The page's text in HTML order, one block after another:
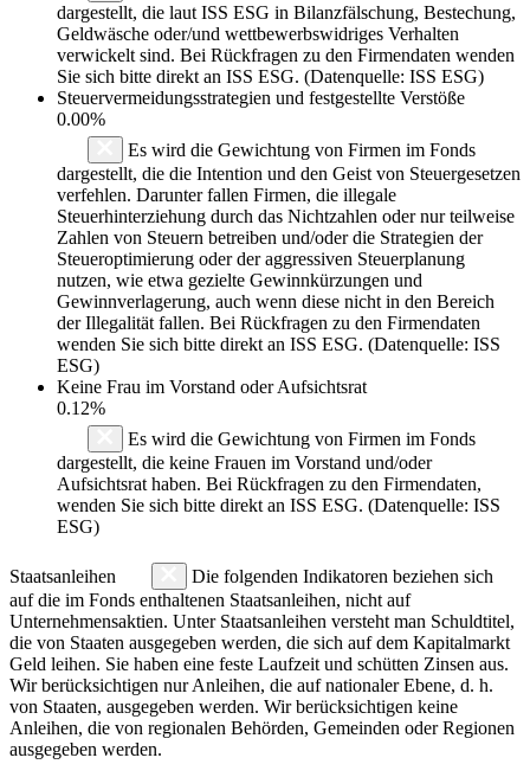
dargestellt, die laut ISS ESG in Bilanzfälschung, Bestechung,
Geldwäsche oder/und wettbewerbswidriges Verhalten
verwickelt sind. Bei Rückfragen zu den Firmendaten wenden
Sie sich bitte direkt an ISS ESG. (Datenquelle: ISS ESG)
Steuervermeidungsstrategien und festgestellte Verstöße
0.00%
Es wird die Gewichtung von Firmen im Fonds
dargestellt, die die Intention und den Geist von Steuergesetzen
verfehlen. Darunter fallen Firmen, die illegale
Steuerhinterziehung durch das Nichtzahlen oder nur teilweise
Zahlen von Steuern betreiben und/oder die Strategien der
Steueroptimierung oder der aggressiven Steuerplanung
nutzen, wie etwa gezielte Gewinnkürzungen und
Gewinnverlagerung, auch wenn diese nicht in den Bereich
der Illegalität fallen. Bei Rückfragen zu den Firmendaten
wenden Sie sich bitte direkt an ISS ESG. (Datenquelle: ISS
ESG)
Keine Frau im Vorstand oder Aufsichtsrat
0.12%
Es wird die Gewichtung von Firmen im Fonds
dargestellt, die keine Frauen im Vorstand und/oder
Aufsichtsrat haben. Bei Rückfragen zu den Firmendaten,
wenden Sie sich bitte direkt an ISS ESG. (Datenquelle: ISS
ESG)
Staatsanleihen
Die folgenden Indikatoren beziehen sich
auf die im Fonds enthaltenen Staatsanleihen, nicht auf
Unternehmensaktien. Unter Staatsanleihen versteht man Schuldtitel,
die von Staaten ausgegeben werden, die sich auf dem Kapitalmarkt
Geld leihen. Sie haben eine feste Laufzeit und schütten Zinsen aus.
Wir berücksichtigen nur Anleihen, die auf nationaler Ebene, d. h.
von Staaten, ausgegeben werden. Wir berücksichtigen keine
Anleihen, die von regionalen Behörden, Gemeinden oder Regionen
ausgegeben werden.